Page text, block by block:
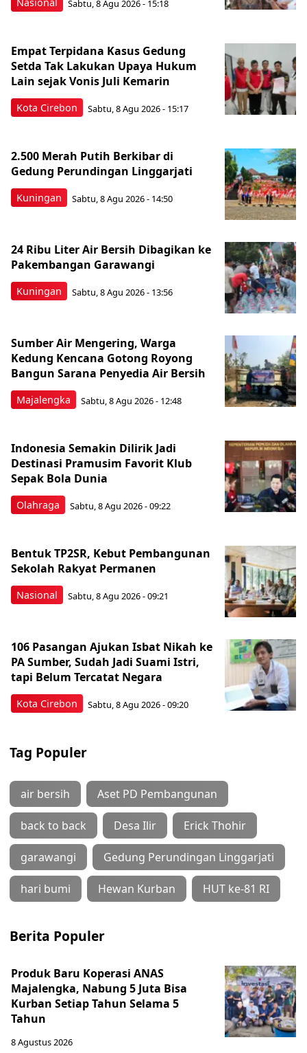
Nasional Sabtu, 8 Agu 2026 - 15:18
Kota Cirebon
Empat Terpidana Kasus Gedung
Setda Tak Lakukan Upaya Hukum
Lain sejak Vonis Juli Kemarin
Sabtu, 8 Agu 2026 - 15:17
Kuningan
2.500 Merah Putih Berkibar di
Gedung Perundingan Linggarjati
Sabtu, 8 Agu 2026 - 14:50
Kuningan
24 Ribu Liter Air Bersih Dibagikan ke
Pakembangan Garawangi
Sabtu, 8 Agu 2026 - 13:56
Majalengka
Sumber Air Mengering, Warga
Kedung Kencana Gotong Royong
Bangun Sarana Penyedia Air Bersih
Sabtu, 8 Agu 2026 - 12:48
Olahraga
Indonesia Semakin Dilirik Jadi
Destinasi Pramusim Favorit Klub
Sepak Bola Dunia
Sabtu, 8 Agu 2026 - 09:22
Nasional
Bentuk TP2SR, Kebut Pembangunan
Sekolah Rakyat Permanen
Sabtu, 8 Agu 2026 - 09:21
Kota Cirebon
106 Pasangan Ajukan Isbat Nikah ke
PA Sumber, Sudah Jadi Suami Istri,
tapi Belum Tercatat Negara
Sabtu, 8 Agu 2026 - 09:20
Tag Populer
air bersih Aset PD Pembangunan
back to back Desa Ilir Erick Thohir
garawangi Gedung Perundingan Linggarjati
hari bumi Hewan Kurban HUT ke-81 RI
Berita Populer
Produk Baru Koperasi ANAS
Majalengka, Nabung 5 Juta Bisa
Kurban Setiap Tahun Selama 5
Tahun
8 Agustus 2026